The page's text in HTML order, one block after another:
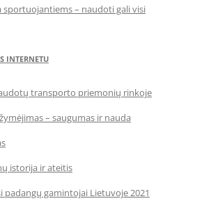
sportuojantiems – naudoti gali visi
INTERNETU
transporto priemonių rinkoje
– saugumas ir nauda
istorija ir ateitis
padangų gamintojai Lietuvoje 2021